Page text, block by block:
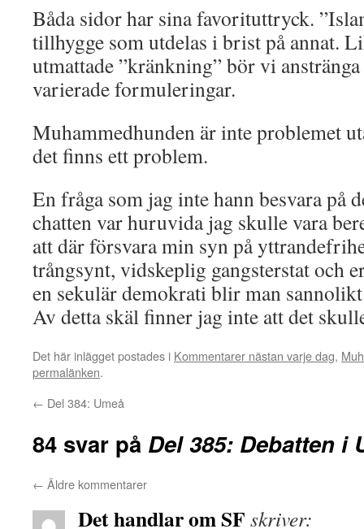
Båda sidor har sina favorituttryck.
tillhygge som utdelas i brist på annat.
utmattade ”kränkning” bör vi
varierade formuleringar.
Muhammedhunden är inte problemet
det finns ett problem.
En fråga som jag inte hann besvara på
chatten var huruvida jag skulle vara
att där försvara min syn på
trångsynt, vidskeplig gangsterstat och
en sekulär demokrati blir man
Av detta skäl finner jag inte att det
Det här inlägget postades i Kommentarer nästan varje dag,
permalänken.
← Del 384: Umeå
84 svar på Del 385: Debatten i
← Äldre kommentarer
Det handlar om SF skriver: